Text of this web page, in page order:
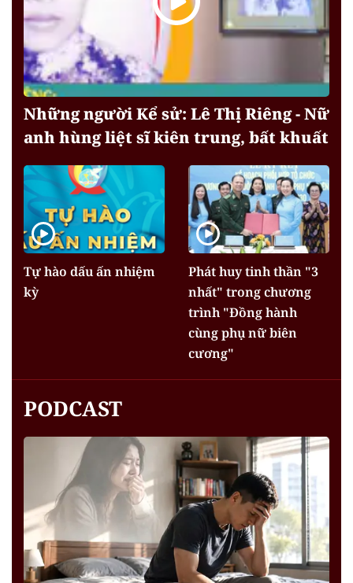
Những người Kể sử: Lê Thị Riêng - Nữ
anh hùng liệt sĩ kiên trung, bất khuất
Tự hào dấu ấn nhiệm
kỳ
Phát huy tinh thần "3
nhất" trong chương
trình "Đồng hành
cùng phụ nữ biên
cương"
PODCAST